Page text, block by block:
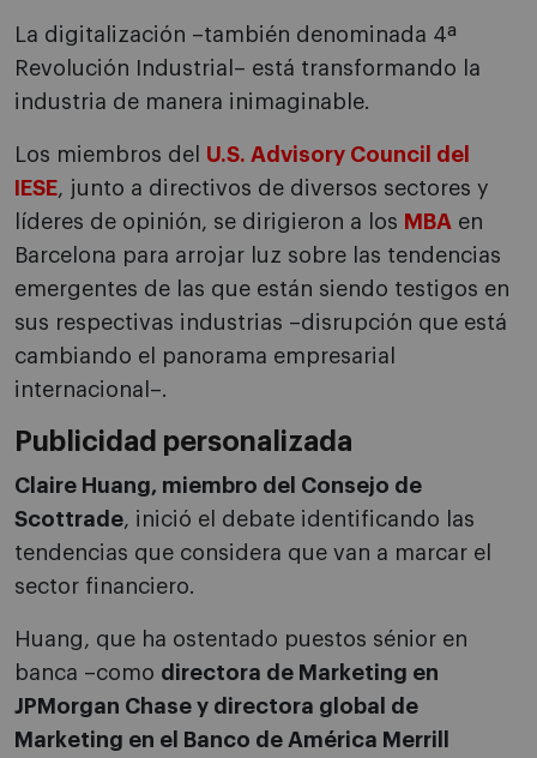
La digitalización –también denominada 4ª
Revolución Industrial– está transformando la
industria de manera inimaginable.
Los miembros del U.S. Advisory Council del
IESE, junto a directivos de diversos sectores y
líderes de opinión, se dirigieron a los MBA en
Barcelona para arrojar luz sobre las tendencias
emergentes de las que están siendo testigos en
sus respectivas industrias –disrupción que está
cambiando el panorama empresarial
internacional–.
Publicidad personalizada
Claire Huang, miembro del Consejo de
Scottrade, inició el debate identificando las
tendencias que considera que van a marcar el
sector financiero.
Huang, que ha ostentado puestos sénior en
banca –como directora de Marketing en
JPMorgan Chase y directora global de
Marketing en el Banco de América Merrill